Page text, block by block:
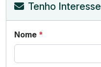
Tenho Interesse
Nome *